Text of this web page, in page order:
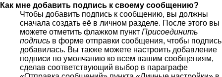
Как мне добавить подпись к своему сообщению?
Чтобы добавить подпись к сообщению, вы должны
сначала создать её в личном разделе. После этого вы
можете отметить флажком пункт Присоединить
подпись в форме отправки сообщения, чтобы подпись
добавилась. Вы также можете настроить добавление
подписи по умолчанию ко всем вашим сообщениям,
сделав соответствующий выбор в параграфе